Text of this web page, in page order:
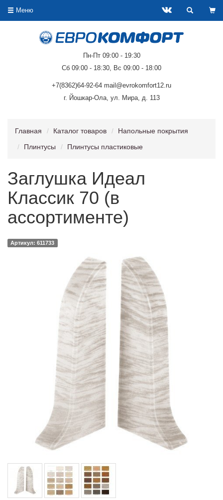
Меню
Пн-Пт 09:00 - 19:30
Сб 09:00 - 18:30, Вс 09:00 - 18:00
+7(8362)64-92-64 mail@evrokomfort12.ru
г. Йошкар-Ола, ул. Мира, д. 113
Главная Каталог товаров
Напольные покрытия
Плинтусы
Плинтусы пластиковые
Заглушка Идеал
Классик 70 (в
ассортименте)
Артикул: 611733